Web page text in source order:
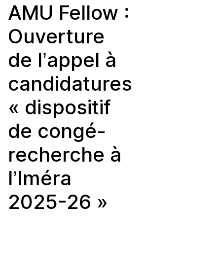
AMU Fellow :
Ouverture
de l’appel à
candidatures
« dispositif
de congé-
recherche à
l’Iméra
2025-26 »